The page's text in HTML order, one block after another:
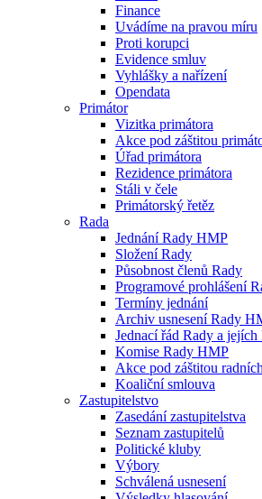
Finance
Uvádíme na pravou míru
Proti korupci
Evidence smluv
Vyhlášky a nařízení
Opendata
Primátor
Vizitka primátora
Akce pod záštitou
Úřad primátora
Rezidence primátora
Stáli v čele
Primátorský řetěz
Rada
Jednání Rady HMP
Složení Rady
Působnost členů Rady
Programové prohlášení
Termíny jednání
Archiv usnesení Rady
Jednací řád Rady a
Komise Rady HMP
Akce pod záštitou radních
Koaliční smlouva
Zastupitelstvo
Zasedání zastupitelstva
Seznam zastupitelů
Politické kluby
Výbory
Schválená usnesení